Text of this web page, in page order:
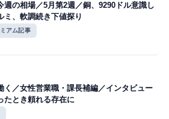
週の相場／5月第2週／銅、9290ドル意識し
ミ、軟調続き下値探り
アム記事
く／女性営業職・課長補編／インタビュー
たとき頼れる存在に